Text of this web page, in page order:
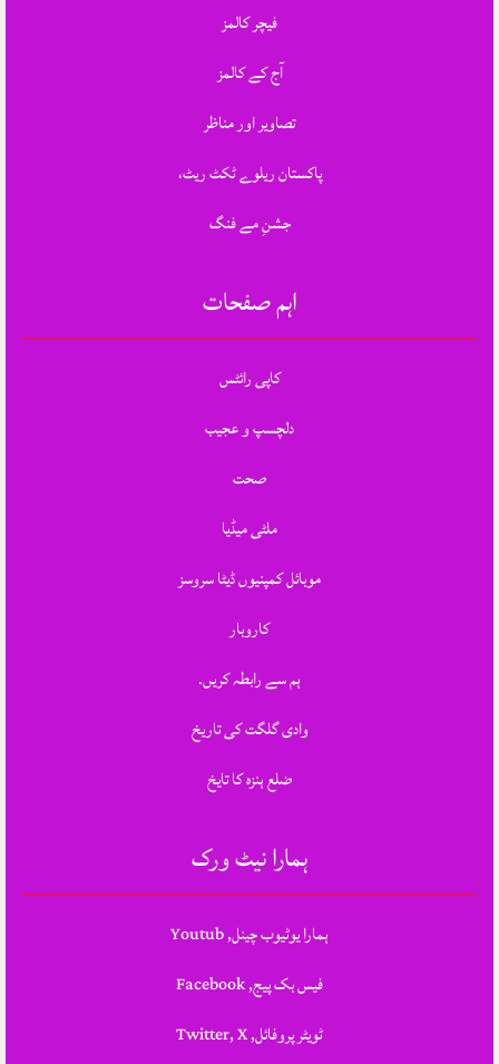
فیچر کالمز
آج کے کالمز
تصاویر اور مناظر
پاکستان ریلوے ٹکٹ ریٹ،
جشنِ مے فنگ
اہم صفحات
کاپی رائٹس
دلچسپ و عجیب
صحت
ملٹی میڈیا
موبائل کمپنیوں ڈیٹا سروسز
کاروبار
ہم سے رابطہ کریں.
وادی گلگت کی تاریخ
ضلع ہنزہ کا تایخ
ہمارا نیٹ ورک
ہمارا یوٹیوب چینل, Youtub
فیس بک پیج, Facebook
ٹویٹر پروفائل, Twitter, X